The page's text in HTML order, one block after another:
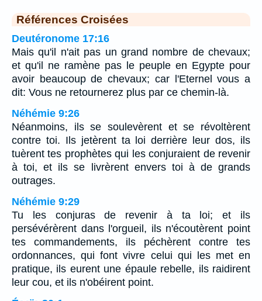
Références Croisées
Deutéronome 17:16
Mais qu'il n'ait pas un grand nombre de chevaux;
et qu'il ne ramène pas le peuple en Egypte pour
avoir beaucoup de chevaux; car l'Eternel vous a
dit: Vous ne retournerez plus par ce chemin-là.
Néhémie 9:26
Néanmoins, ils se soulevèrent et se révoltèrent
contre toi. Ils jetèrent ta loi derrière leur dos, ils
tuèrent tes prophètes qui les conjuraient de revenir
à toi, et ils se livrèrent envers toi à de grands
outrages.
Néhémie 9:29
Tu les conjuras de revenir à ta loi; et ils
persévérèrent dans l'orgueil, ils n'écoutèrent point
tes commandements, ils péchèrent contre tes
ordonnances, qui font vivre celui qui les met en
pratique, ils eurent une épaule rebelle, ils raidirent
leur cou, et ils n'obéirent point.